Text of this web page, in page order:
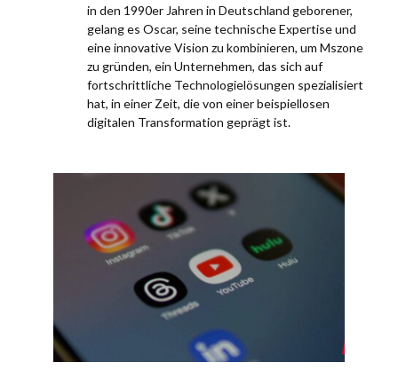
in den 1990er Jahren in Deutschland geborener,
gelang es Oscar, seine technische Expertise und
eine innovative Vision zu kombinieren, um Mszone
zu gründen, ein Unternehmen, das sich auf
fortschrittliche Technologielösungen spezialisiert
hat, in einer Zeit, die von einer beispiellosen
digitalen Transformation geprägt ist.